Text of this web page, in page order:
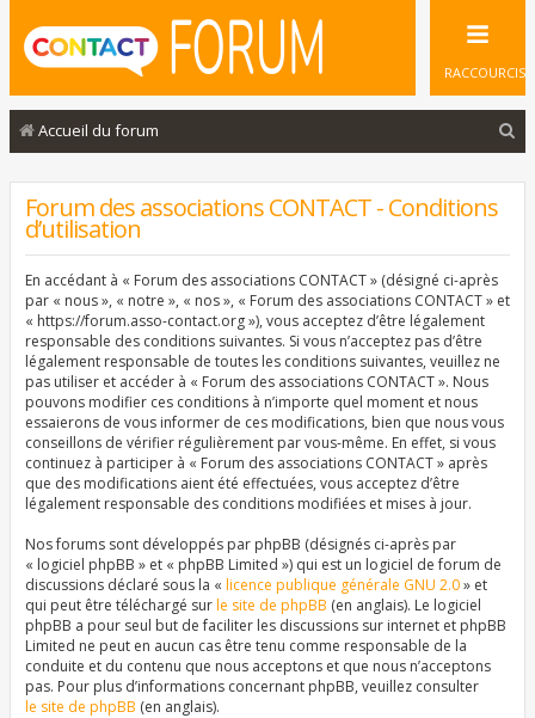
RACCOURCIS
Accueil du forum
Forum des associations CONTACT - Conditions
d’utilisation
En accédant à « Forum des associations CONTACT » (désigné ci-après
par « nous », « notre », « nos », « Forum des associations CONTACT » et
« https://forum.asso-contact.org »), vous acceptez d’être légalement
responsable des conditions suivantes. Si vous n’acceptez pas d’être
légalement responsable de toutes les conditions suivantes, veuillez ne
pas utiliser et accéder à « Forum des associations CONTACT ». Nous
pouvons modifier ces conditions à n’importe quel moment et nous
essaierons de vous informer de ces modifications, bien que nous vous
conseillons de vérifier régulièrement par vous-même. En effet, si vous
continuez à participer à « Forum des associations CONTACT » après
que des modifications aient été effectuées, vous acceptez d’être
légalement responsable des conditions modifiées et mises à jour.
Nos forums sont développés par phpBB (désignés ci-après par
« logiciel phpBB » et « phpBB Limited ») qui est un logiciel de forum de
discussions déclaré sous la « licence publique générale GNU 2.0» et
qui peut être téléchargé surle site de phpBB (en anglais). Le logiciel
phpBB a pour seul but de faciliter les discussions sur internet et phpBB
Limited ne peut en aucun cas être tenu comme responsable de la
conduite et du contenu que nous acceptons et que nous n’acceptons
pas. Pour plus d’informations concernant phpBB, veuillez consulter
le site de phpBB (en anglais).